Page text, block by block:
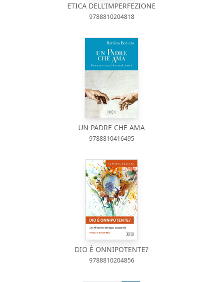
ETICA DELL'IMPERFEZIONE
9788810204818
UN PADRE CHE AMA
9788810416495
DIO È ONNIPOTENTE?
9788810204856